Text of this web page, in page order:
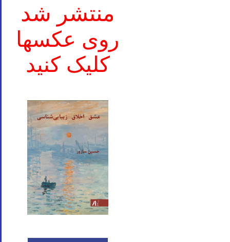
منتشر شد
روی عکسها
کلیک کنید